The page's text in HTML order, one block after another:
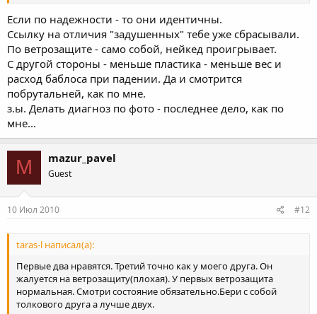
Если по надежности - то они идентичны.
Ссылку на отличия "задушенных" тебе уже сбрасывали.
По ветрозащите - само собой, нейкед проигрывает.
С другой стороны - меньше пластика - меньше вес и
расход баблоса при падении. Да и смотрится
побрутальней, как по мне.
з.ы. Делать диагноз по фото - последнее дело, как по
мне...
M mazur_pavel
Guest
10 Июл 2010 #12
taras-l написал(а):
Первые два нравятся. Третий точно как у моего друга. Он
жалуется на ветрозащиту(плохая). У первых ветрозащита
нормальная. Смотри состояние обязательно.Бери с собой
толкового друга а лучше двух.